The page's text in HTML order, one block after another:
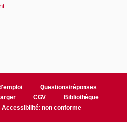
Questions/réponses
CGV
Bibliothèque
Accessibilité: non conforme